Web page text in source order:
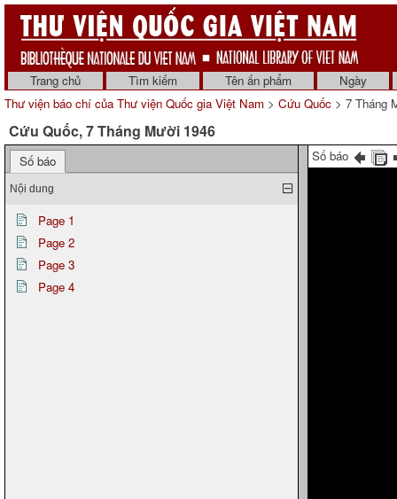
Trang chủ Tìm kiếm Tên ấn phẩm
Ngày
Thư viện báo chí của Thư viện Quốc gia Việt Nam > Cứu Quốc > 7 Tháng
Cứu Quốc, 7 Tháng Mười 1946
Số báo
Nội dung
Page 1
Page 2
Page 3
Page 4
Số báo